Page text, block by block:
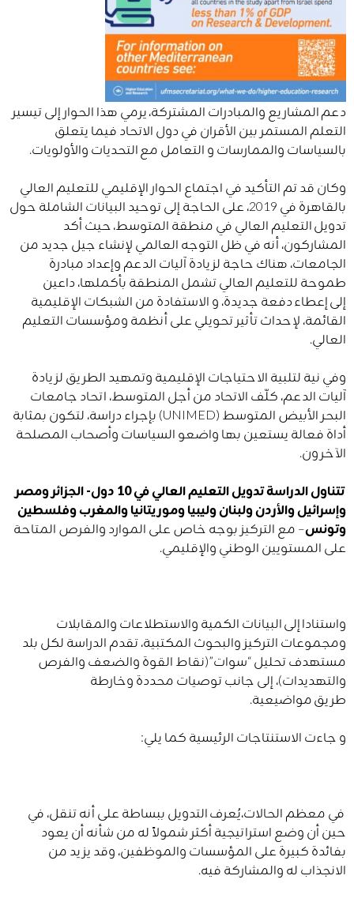
دعم المشاريع والمبادرات المشتركة، يرمي هذا الحوار إلى تيسير
التعلم المستمر بين الأقران في دول الاتحاد فيما يتعلق
بالسياسات والممارسات و التعامل مع التحديات والأولويات.
وكان قد تم التأكيد في اجتماع الحوار الإقليمي للتعليم العالي
بالقاهرة في 2019، على الحاجة إلى توحيد البيانات الشاملة حول
تدويل التعليم العالي في منطقة المتوسط، حيث أكد
المشاركون، أنه في ظل التوجه العالمي لإنشاء جيل جديد من
الجامعات، هناك حاجة لزيادة آليات الدعم وإعداد مبادرة
طموحة للتعليم العالي تشمل المنطقة ​​بأكملها، داعين
إلى إعطاء دفعة جديدة، و الاستفادة من الشبكات الإقليمية
القائمة، لإحداث تأثير تحويلي على أنظمة ومؤسسات التعليم
العالي.
وفي نية لتلبية الاحتياجات الإقليمية وتمهيد الطريق لزيادة
آليات الدعم، كلّف الاتحاد من أجل المتوسط، اتحاد جامعات
البحر الأبيض المتوسط ​​(UNIMED) بإجراء دراسة، لتكون بمثابة
أداة فعالة يستعين بها واضعو السياسات وأصحاب المصلحة
الآخرون.
تتناول الدراسة تدويل التعليم العالي في 10 دول- الجزائر ومصر
وإسرائيل والأردن ولبنان وليبيا وموريتانيا والمغرب وفلسطين
وتونس– مع التركيز بوجه خاص على الموارد والفرص المتاحة
على المستويين الوطني والإقليمي.
واستنادا إلى البيانات الكمية والاستطلاعات والمقابلات
ومجموعات التركيز والبحوث المكتبية، تقدم الدراسة لكل بلد
مستهدف تحليل “سوات”(نقاط القوة والضعف والفرص
والتهديدات)، إلى جانب توصيات محددة وخارطة
طريق مواضيعية.
و جاءت الاستنتاجات الرئيسية كما يلي:
في معظم الحالات،يُعرف التدويل ببساطة على أنه تنقل، في
حين أن وضع استراتيجية أكثر شمولاً له من شأنه أن يعود
بفائدة كبيرة على المؤسسات والموظفين، وقد يزيد من
الانجذاب له والمشاركة فيه.